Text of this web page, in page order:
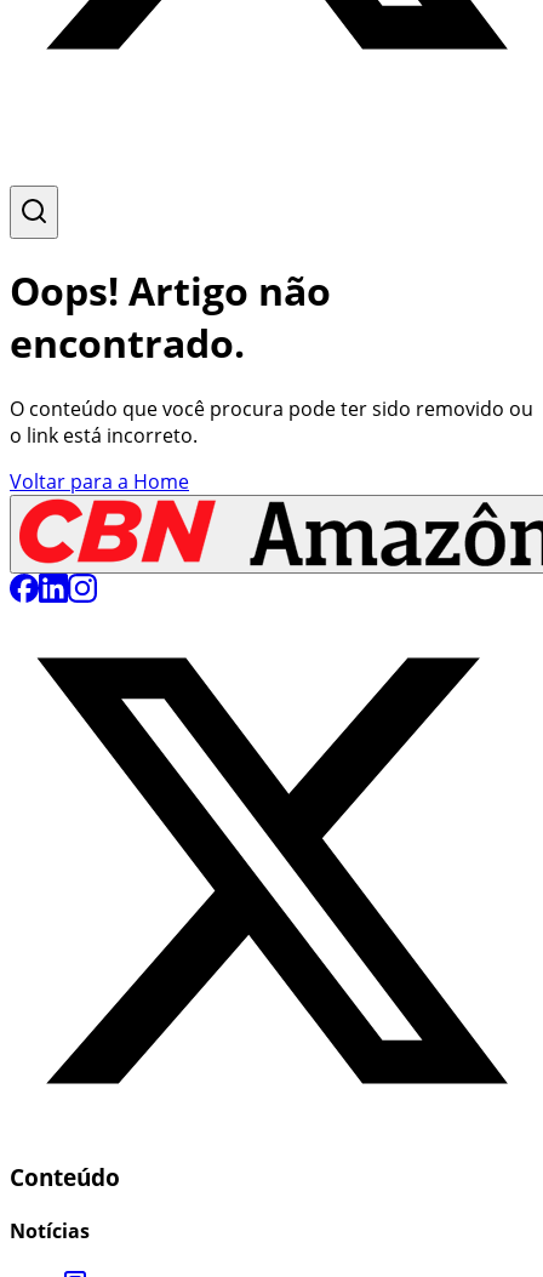
Oops! Artigo não
encontrado.
O conteúdo que você procura pode ter sido removido ou
o link está incorreto.
Voltar para a Home
Conteúdo
Notícias